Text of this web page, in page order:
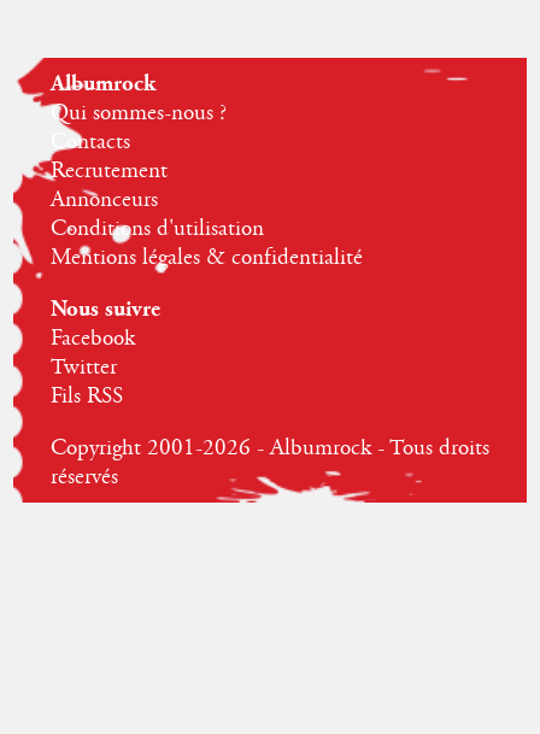
Albumrock
Qui sommes-nous ?
Contacts
Recrutement
Annonceurs
Conditions d'utilisation
Mentions légales & confidentialité
Nous suivre
Facebook
Twitter
Fils RSS
Copyright 2001-2026 - Albumrock - Tous droits
réservés